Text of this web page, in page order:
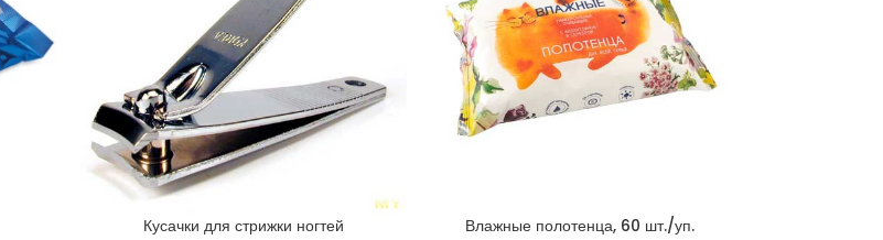
Кусачки для стрижки ногтей Влажные полотенца, 60 шт./уп.